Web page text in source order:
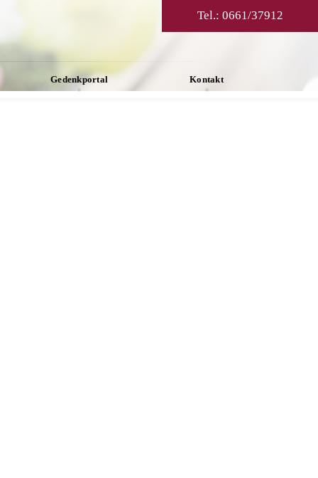
Gedenkportal Kontakt
Tel.: 0661/37912